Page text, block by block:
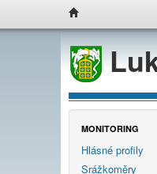
MONITORING
Hlásné profily
Srážkoměry